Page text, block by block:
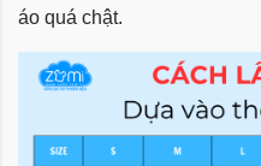
áo quá chật.